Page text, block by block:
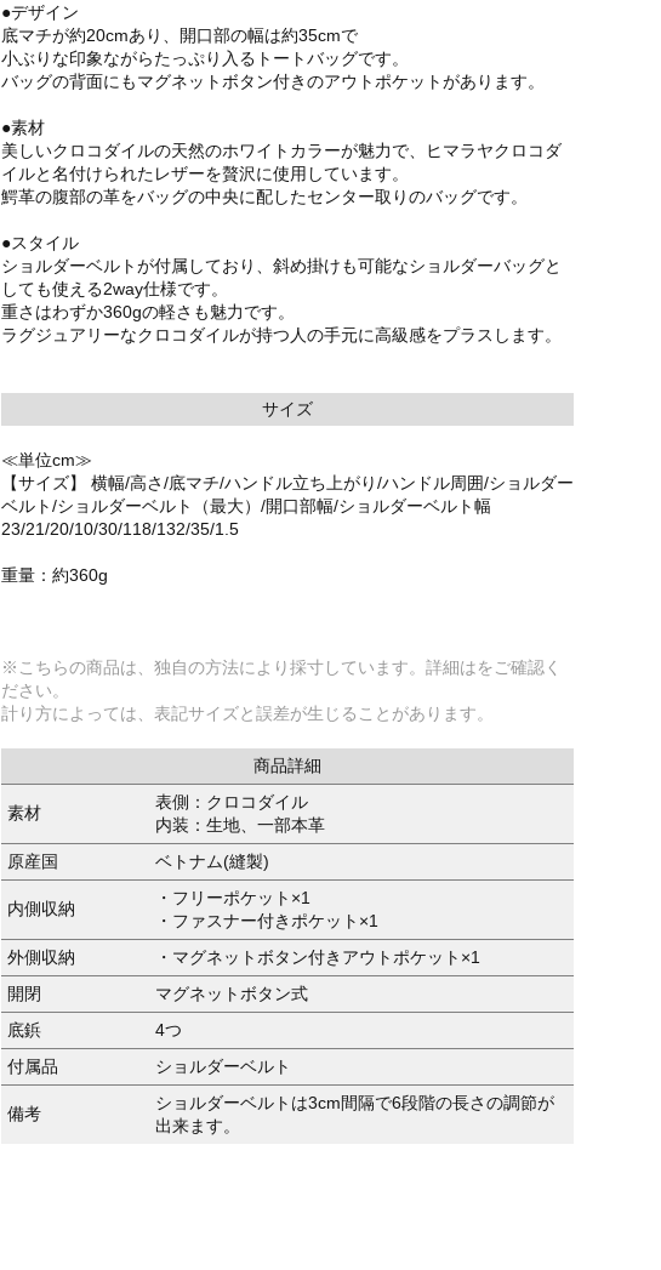
●デザイン
底マチが約20cmあり、開口部の幅は約35cmで
小ぶりな印象ながらたっぷり入るトートバッグです。
バッグの背面にもマグネットボタン付きのアウトポケットがあります。
●素材
美しいクロコダイルの天然のホワイトカラーが魅力で、ヒマラヤクロコダ
イルと名付けられたレザーを贅沢に使用しています。
鰐革の腹部の革をバッグの中央に配したセンター取りのバッグです。
●スタイル
ショルダーベルトが付属しており、斜め掛けも可能なショルダーバッグと
しても使える2way仕様です。
重さはわずか360gの軽さも魅力です。
ラグジュアリーなクロコダイルが持つ人の手元に高級感をプラスします。
サイズ
≪単位cm≫
【サイズ】 横幅/高さ/底マチ/ハンドル立ち上がり/ハンドル周囲/ショルダー
ベルト/ショルダーベルト（最大）/開口部幅/ショルダーベルト幅
23/21/20/10/30/118/132/35/1.5
重量：約360g
※こちらの商品は、独自の方法により採寸しています。詳細はをご確認く
ださい。
計り方によっては、表記サイズと誤差が生じることがあります。
商品詳細
素材
表側：クロコダイル
内装：生地、一部本革
原産国
ベトナム(縫製)
内側収納
・フリーポケット×1
・ファスナー付きポケット×1
外側収納
・マグネットボタン付きアウトポケット×1
開閉
マグネットボタン式
底鋲
4つ
付属品
ショルダーベルト
備考
ショルダーベルトは3cm間隔で6段階の長さの調節が
出来ます。